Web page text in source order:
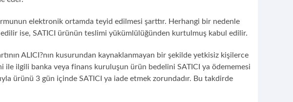
elektronik ortamda teyid edilmesi şarttır. Herhangi bir nedenle
ise, SATICI ürünün teslimi yükümlülüğünden kurtulmuş kabul edilir.
ALICI?nın kusurundan kaynaklanmayan bir şekilde yetkisiz kişilerce
ile ilgili banka veya finans kuruluşun ürün bedelini SATICI ya ödememesi
ürünü 3 gün içinde SATICI ya iade etmek zorundadır. Bu takdirde